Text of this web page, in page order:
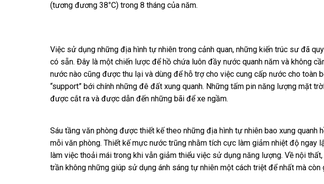
(tương đương 38°C) trong 8 tháng của năm.
Việc sử dụng những địa hình tự nhiên trong cảnh quan, những kiến trúc sư đã
có sẵn. Đây là một chiến lược để hồ chứa luôn đầy nước quanh năm và không
nước nào cũng được thu lại và dùng để hỗ trợ cho việc cung cấp nước cho toàn
“support” bới chính những đê đất xung quanh. Những tấm pin năng lượng mặt
được cắt ra và được dẫn đến những bãi để xe ngầm.
Sáu tầng văn phòng được thiết kế theo những địa hình tự nhiên bao xung quanh
mỗi văn phòng. Thiết kế mực nước trũng nhằm tích cực làm giảm nhiệt độ ngay
làm việc thoải mái trong khi vẫn giảm thiểu việc sử dụng năng lượng. Về nội
trần không những giúp sử dụng ánh sáng tự nhiên một cách triệt để nhất mà còn